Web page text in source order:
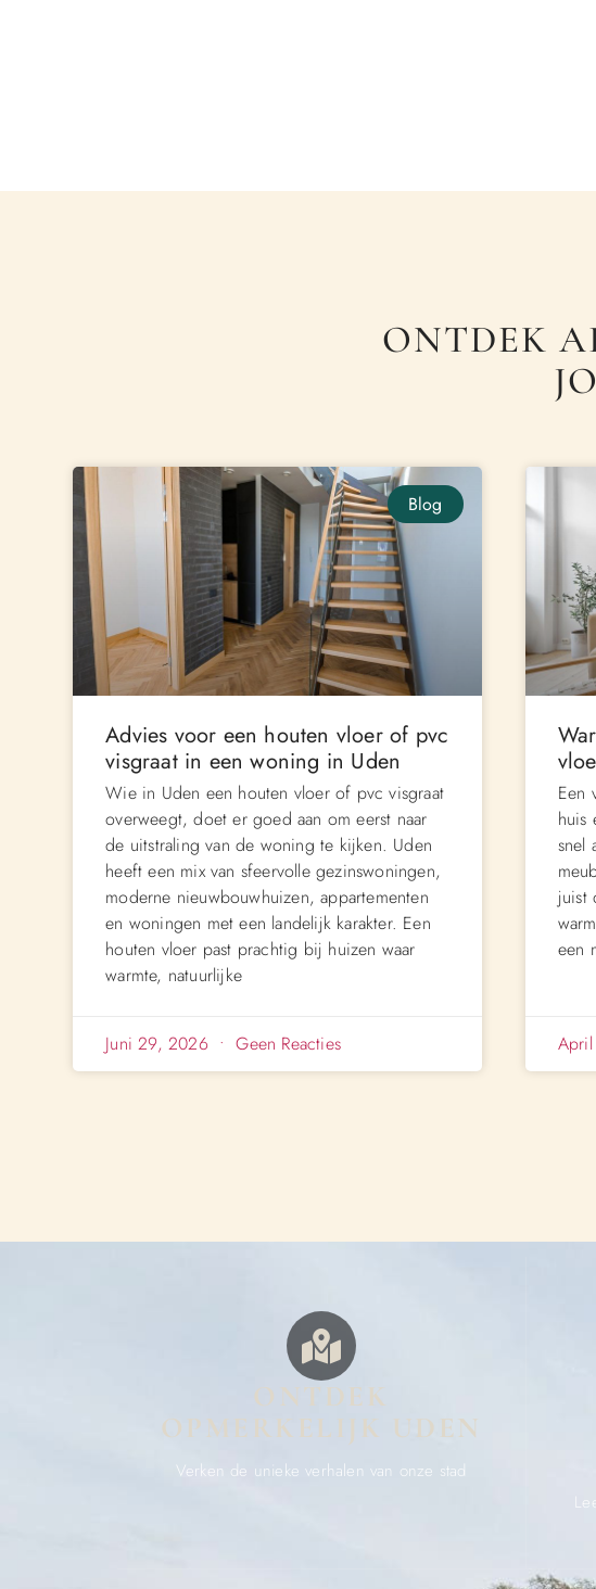
ONTDEK
Blog
Advies voor een houten vloer of pvc
visgraat in een woning in Uden
Wie in Uden een houten vloer of pvc visgraat
overweegt, doet er goed aan om eerst naar
de uitstraling van de woning te kijken. Uden
heeft een mix van sfeervolle gezinswoningen,
moderne nieuwbouwhuizen, appartementen
en woningen met een landelijk karakter. Een
houten vloer past prachtig bij huizen waar
warmte, natuurlijke
Juni 29, 2026 Geen Reacties
Een
huis
snel
juist
een
ONTDEK
OPMERKELIJK UDEN
Verken de unieke verhalen van onze stad